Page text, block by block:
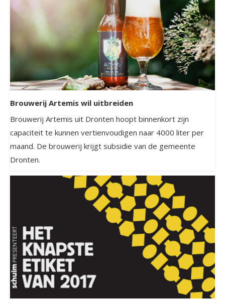
Brouwerij Artemis wil uitbreiden
Brouwerij Artemis uit Dronten hoopt binnenkort zijn
capaciteit te kunnen vertienvoudigen naar 4000 liter per
maand. De brouwerij krijgt subsidie van de gemeente
Dronten.